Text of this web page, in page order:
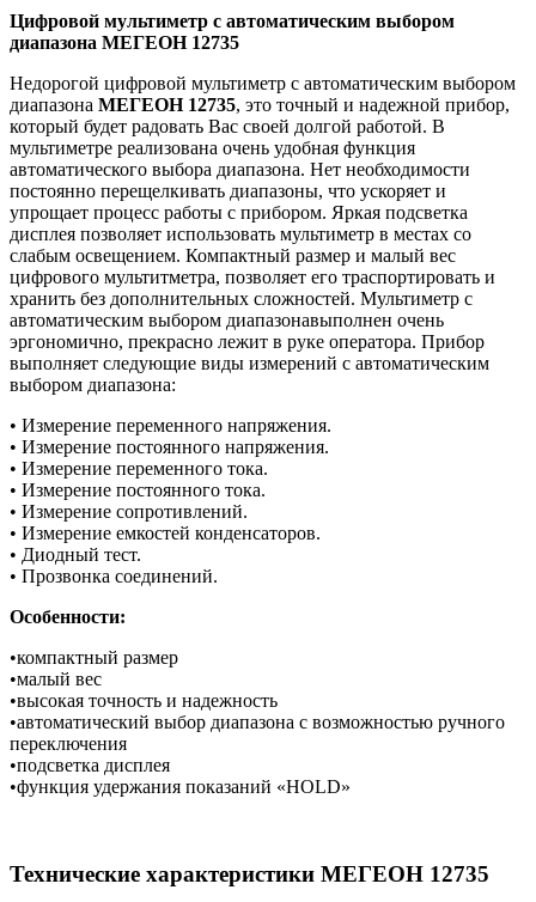
Цифровой мультиметр с автоматическим выбором
диапазона МЕГЕОН 12735
Недорогой цифровой мультиметр с автоматическим выбором
диапазона МЕГЕОН 12735, это точный и надежной прибор,
который будет радовать Вас своей долгой работой. В
мультиметре реализована очень удобная функция
автоматического выбора диапазона. Нет необходимости
постоянно перещелкивать диапазоны, что ускоряет и
упрощает процесс работы с прибором. Яркая подсветка
дисплея позволяет использовать мультиметр в местах со
слабым освещением. Компактный размер и малый вес
цифрового мультитметра, позволяет его траспортировать и
хранить без дополнительных сложностей. Мультиметр с
автоматическим выбором диапазонавыполнен очень
эргономично, прекрасно лежит в руке оператора. Прибор
выполняет следующие виды измерений с автоматическим
выбором диапазона:
• Измерение переменного напряжения.
• Измерение постоянного напряжения.
• Измерение переменного тока.
• Измерение постоянного тока.
• Измерение сопротивлений.
• Измерение емкостей конденсаторов.
• Диодный тест.
• Прозвонка соединений.
Особенности:
•компактный размер
•малый вес
•высокая точность и надежность
•автоматический выбор диапазона с возможностью ручного
переключения
•подсветка дисплея
•функция удержания показаний «HOLD»
Технические характеристики МЕГЕОН 12735